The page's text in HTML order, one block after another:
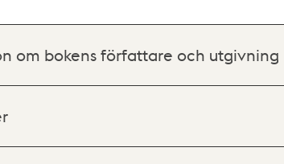
om bokens författare och utgivning